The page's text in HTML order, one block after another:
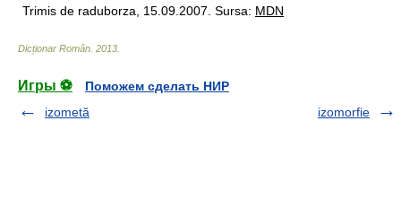
Trimis de raduborza, 15.09.2007. Sursa: MDN
Dicționar Român 2013
Игры ⚽
Поможем сделать НИР
izometă
izomorfie